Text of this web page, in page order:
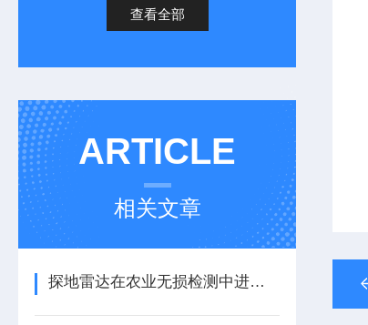
查看全部
ARTICLE
相关文章
探地雷达在农业无损检测中进行植物根系探测应用